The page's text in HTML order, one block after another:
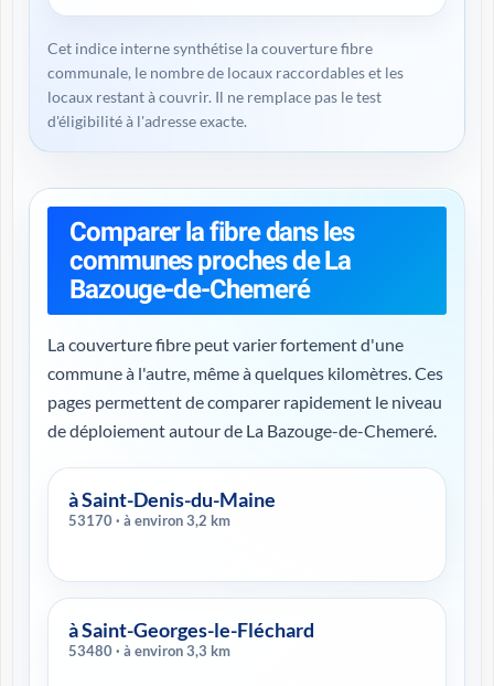
Cet indice interne synthétise la couverture fibre
communale, le nombre de locaux raccordables et les
locaux restant à couvrir. Il ne remplace pas le test
d'éligibilité à l'adresse exacte.
Comparer la fibre dans les
communes proches de La
Bazouge-de-Chemeré
La couverture fibre peut varier fortement d'une
commune à l'autre, même à quelques kilomètres. Ces
pages permettent de comparer rapidement le niveau
de déploiement autour de La Bazouge-de-Chemeré.
à Saint-Denis-du-Maine
53170 · à environ 3,2 km
à Saint-Georges-le-Fléchard
53480 · à environ 3,3 km